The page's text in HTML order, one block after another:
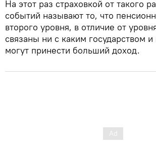
На этот раз страховкой от такого
событий называют то, что
второго уровня, в отличие от
связаны ни с каким государством и
могут принести больший доход.